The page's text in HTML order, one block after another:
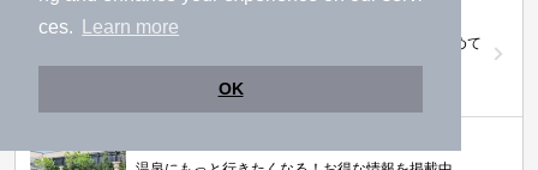
ces.
Learn more
OK
日本全国の岩盤浴情報だけをピックアップ。まとめて
検索！